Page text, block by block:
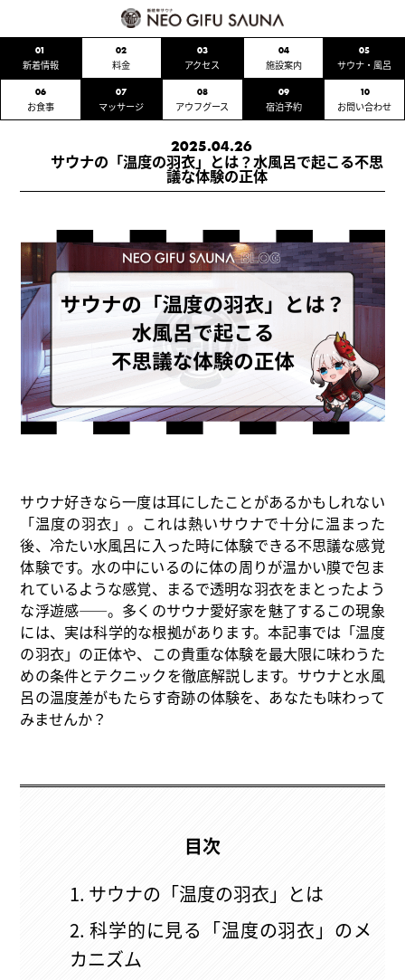
01
新着情報
02
料金
03
アクセス
04
施設案内
05
サウナ・風呂
06
お食事
07
マッサージ
08
アウフグース
09
宿泊予約
10
お問い合わせ
2025.04.26
サウナの「温度の羽衣」とは？水風呂で起こる不思
議な体験の正体
サウナ好きなら一度は耳にしたことがあるかもしれない
「温度の羽衣」。これは熱いサウナで十分に温まった
後、冷たい水風呂に入った時に体験できる不思議な感覚
体験です。水の中にいるのに体の周りが温かい膜で包ま
れているような感覚、まるで透明な羽衣をまとったよう
な浮遊感——。多くのサウナ愛好家を魅了するこの現象
には、実は科学的な根拠があります。本記事では「温度
の羽衣」の正体や、この貴重な体験を最大限に味わうた
めの条件とテクニックを徹底解説します。サウナと水風
呂の温度差がもたらす奇跡の体験を、あなたも味わって
みませんか？
目次
1. サウナの「温度の羽衣」とは
2. 科学的に見る「温度の羽衣」のメ
カニズム